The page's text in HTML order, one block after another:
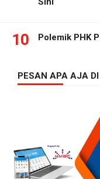
10 Polemik PHK
PESAN APA AJA DI